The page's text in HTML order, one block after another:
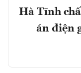
Hà Tĩnh
án điện